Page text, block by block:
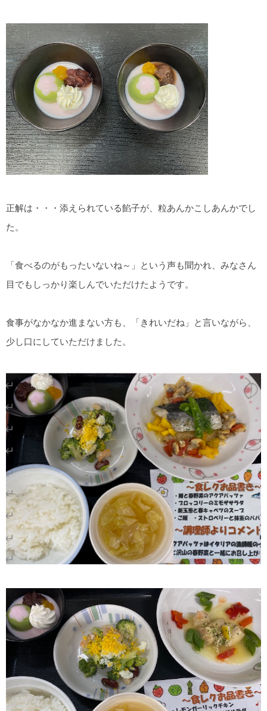
正解は・・・添えられている餡子が、粒あんかこしあんかでし
た。
「食べるのがもったいないね～」という声も聞かれ、みなさん
目でもしっかり楽しんでいただけたようです。
食事がなかなか進まない方も、「きれいだね」と言いながら、
少し口にしていただけました。